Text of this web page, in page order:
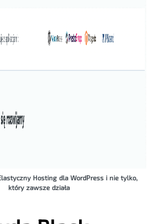
Hosting dla WordPress i nie tylko,
który zawsze działa